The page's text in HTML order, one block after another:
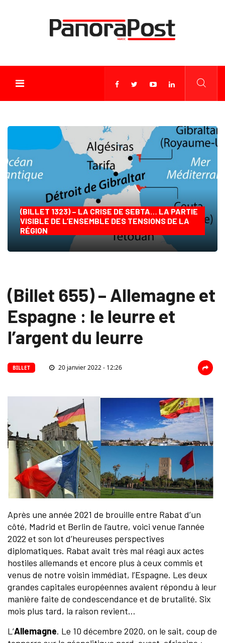
(BILLET 1323) – LA CRISE DE SEBTA… LA PARTIE
VISIBLE DE L’ENSEMBLE DES TENSIONS DE LA
RÉGION
(Billet 655) – Allemagne et
Espagne : le leurre et
l’argent du leurre
BILLET 20 janvier 2022 - 12:26
Après une année 2021 de brouille entre Rabat d’un
côté, Madrid et Berlin de l’autre, voici venue l’année
2022 et son lot d’heureuses perspectives
diplomatiques. Rabat avait très mal réagi aux actes
hostiles allemands et encore plus à ceux commis et
venus de notre voisin immédiat, l’Espagne. Les deux
grandes capitales européennes avaient répondu à leur
manière faite de condescendance et de brutalité. Six
mois plus tard, la raison revient…
L’Allemagne. Le 10 décembre 2020, on le sait, coup de